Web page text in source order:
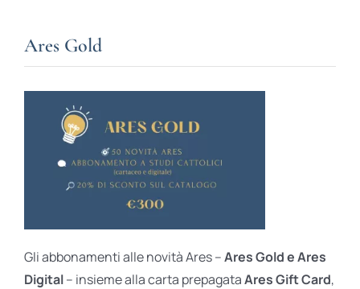
Ares Gold
Gli abbonamenti alle novità Ares –Ares Gold e Ares
Digital– insieme alla carta prepagataAres Gift Card,